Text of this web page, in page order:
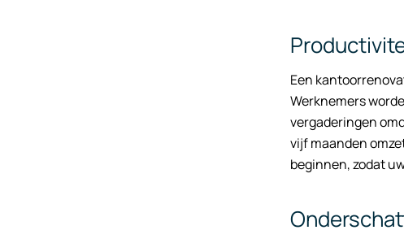
Een
Werknemers
vergaderingen
vijf maanden
beginnen, zodat